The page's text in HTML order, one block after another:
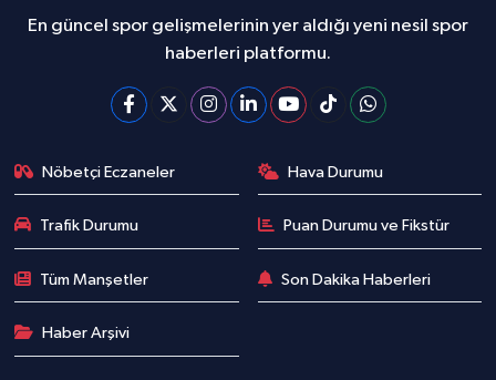
En güncel spor gelişmelerinin yer aldığı yeni nesil spor
haberleri platformu.
Nöbetçi Eczaneler Hava Durumu
Trafik Durumu Puan Durumu ve Fikstür
Tüm Manşetler Son Dakika Haberleri
Haber Arşivi